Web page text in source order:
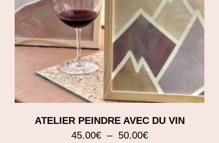
ATELIER PEINDRE AVEC DU VIN
45.00€ – 50.00€